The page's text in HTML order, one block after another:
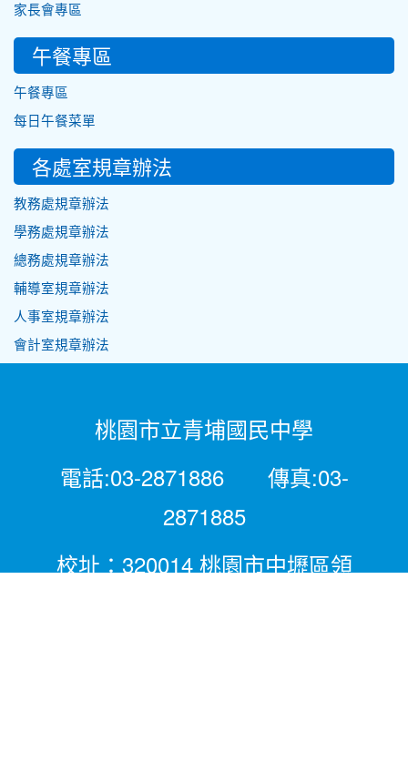
家長會專區
午餐專區
午餐專區
每日午餐菜單
各處室規章辦法
教務處規章辦法
學務處規章辦法
總務處規章辦法
輔導室規章辦法
人事室規章辦法
會計室規章辦法
桃園市立青埔國民中學
電話:03-2871886 傳真:03-
2871885
校址：320014 桃園市中壢區領